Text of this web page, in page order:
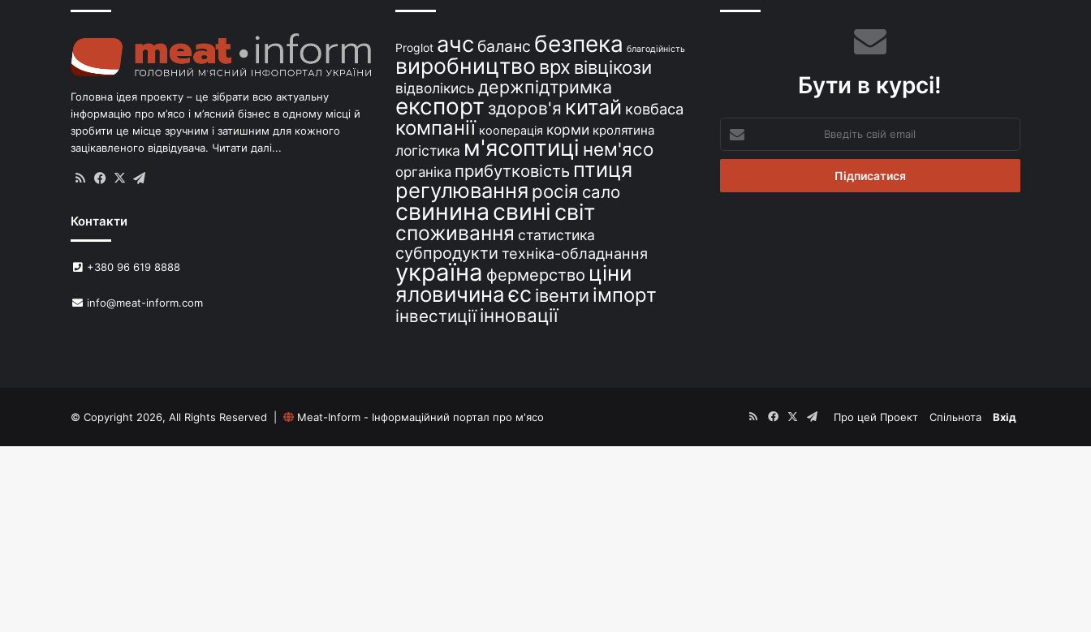
Головна ідея проекту – це зібрати всю актуальну
інформацію про м’ясо і м’ясний бізнес в одному місці й
зробити це місце зручним і затишним для кожного
зацікавленого відвідувача. Читати далі...
RSS Facebook
X
Контакти
+380 96 619 8888
info@meat-inform.com
Proglot ачс баланс безпека благодійність
виробництво врх вівцікози
відволікись держпідтримка
експорт здоров'я китай ковбаса
компанії кооперація корми кролятина
логістика м'ясоптиці нем'ясо
органіка прибутковість птиця
регулювання росія сало
свинина свині світ
споживання статистика
субпродукти техніка-обладнання
україна фермерство ціни
яловичинаєс івенти імпорт
інвестиції інновації
Бути в курсі!
свій
email
© Copyright 2026, All Rights Reserved | Meat-Inform - Інформаційний портал про м'ясо Про цей Проект Спільнота Вхід
RSSFacebookTelegram